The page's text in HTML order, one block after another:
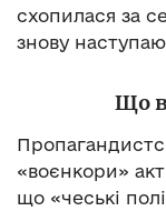
схопилася за
знову
Що
«воєнкори»
що «чеські